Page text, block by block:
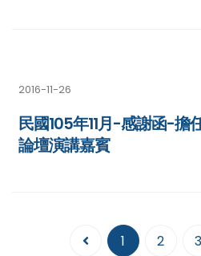
2016-11-26
民國105年11月-感謝函-擔
論壇演講嘉賓
1 2 3